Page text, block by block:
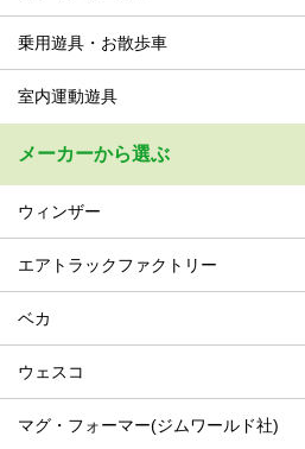
乗用遊具・お散歩車
室内運動遊具
メーカーから選ぶ
ウィンザー
エアトラックファクトリー
ベカ
ウェスコ
マグ・フォーマー(ジムワールド社)